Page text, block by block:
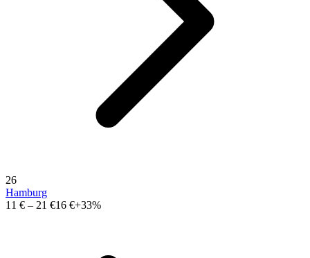
26
Hamburg
11 € – 21 €16 €+33%